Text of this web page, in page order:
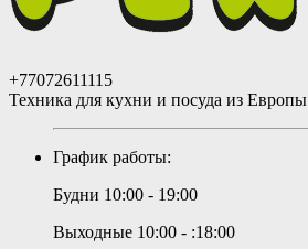
+77072611115
Техника для кухни и посуда из Европы
График работы:
Будни 10:00 - 19:00
Выходные 10:00 - :18:00